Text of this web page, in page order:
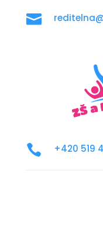

 +420 519